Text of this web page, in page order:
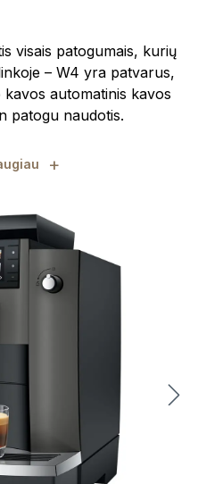
visais patogumais, kurių
– W4 yra patvarus,
automatinis kavos
patogu naudotis.
+